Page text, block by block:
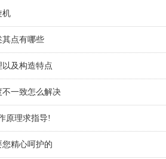
机
其点有哪些
及构造特点
一致怎么解决
原理求指导!
精心呵护的